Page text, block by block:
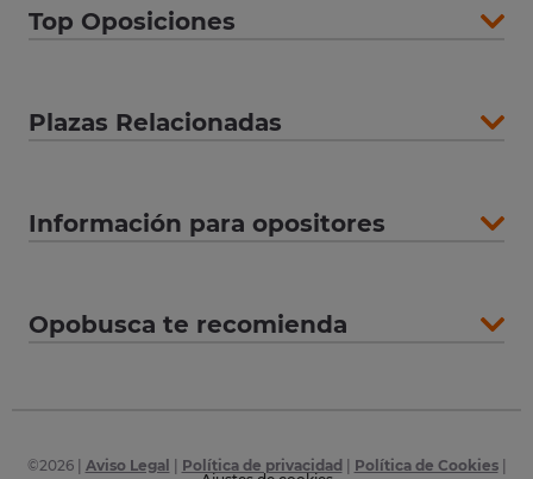
Top Oposiciones
Plazas Relacionadas
Información para opositores
Opobusca te recomienda
©2026| Aviso Legal Política de privacidad Política de Cookies|